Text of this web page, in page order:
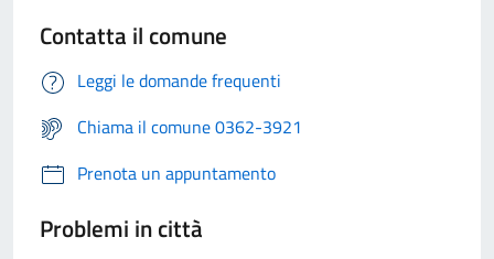
Contatta il comune
Leggi le domande frequenti
Chiama il comune 0362-3921
Prenota un appuntamento
Problemi in città